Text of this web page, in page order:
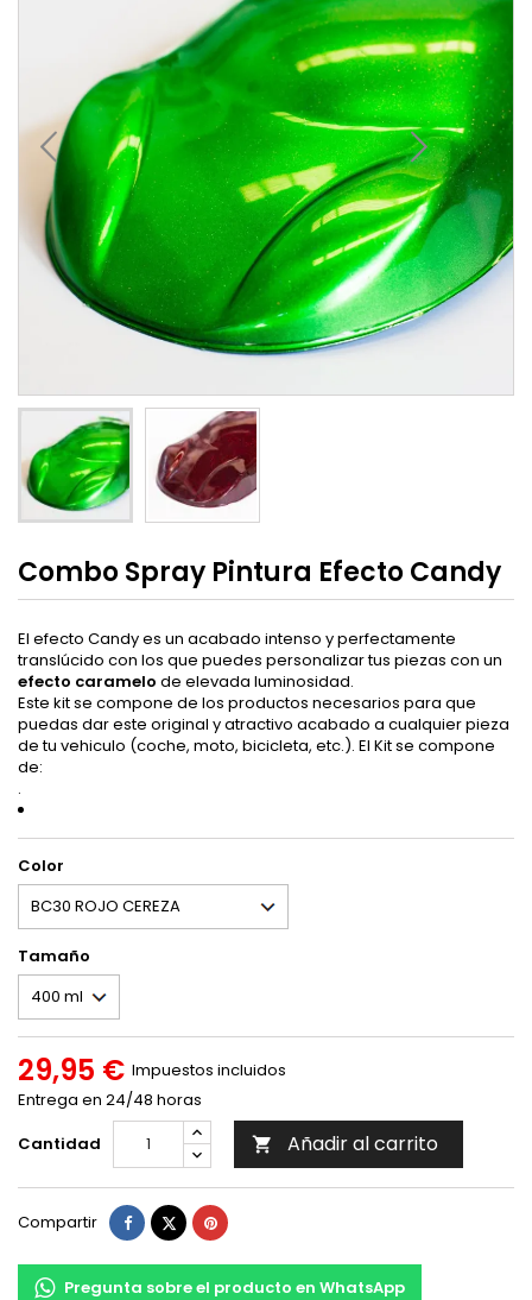
Combo Spray Pintura Efecto Candy
El efecto Candy es un acabado intenso y perfectamente
translúcido con los que puedes personalizar tus piezas con un
efecto caramelo de elevada luminosidad.
Este kit se compone de los productos necesarios para que
puedas dar este original y atractivo acabado a cualquier pieza
de tu vehiculo (coche, moto, bicicleta, etc.). El Kit se compone
de:
.
Color
Tamaño
29,95 € Impuestos incluidos
Entrega en 24/48 horas
Cantidad
 Añadir al carrito
Compartir Compartir
TuitearPinterest
Pregunta sobre el producto en WhatsApp